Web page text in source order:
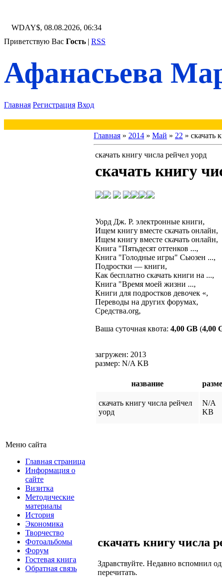
WDAY$, 08.08.2026, 06:34
Приветствую Вас Гость | RSS
Афанасьева
Главная Регистрация Вход
Меню сайта
Главная страница
Информация о
сайте
Визитка
Методические
материалы
История
Экономика
Творчество
Фотоальбомы
Форум
Гостевая книга
Обратная связь
Главная » 2014 » Май » 22 » скачать
скачать книгу числа рейчел уорд
скачать книгу
Уорд Дж. Р. электронные книги,
Ищем книгу вместе скачать онлайн,
Ищем книгу вместе скачать онлайн,
Книга "Пятьдесят оттенков ...,
Книга "Голодные игры" Сьюзен ...,
Подростки — книги,
Как бесплатно скачать книги на ...,
Книга "Время моей жизни ...,
Книги для подростков девочек «,
Переводы на других форумах,
Средства.org,
Ваша суточная квота: 4,00 GB (4,00
загружен: 2013
размер: N/A KB
название
скачать книгу числа рейчел
уорд
N/A
KB
скачать книгу числа
Здравствуйте. Недавно вспомнил
перечитать.